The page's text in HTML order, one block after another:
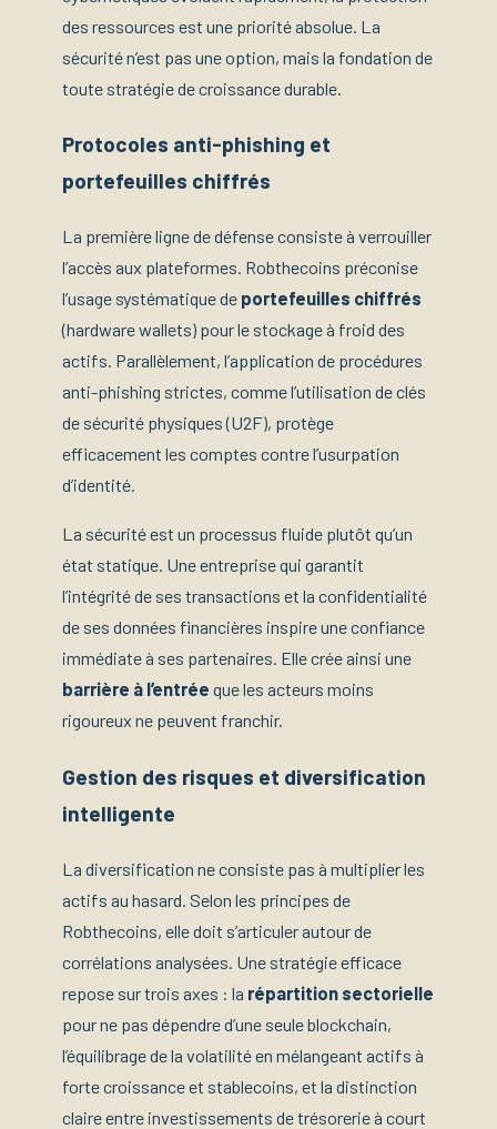
des ressources est une priorité absolue. La
sécurité n’est pas une option, mais la fondation de
toute stratégie de croissance durable.
Protocoles anti-phishing et
portefeuilles chiffrés
La première ligne de défense consiste à verrouiller
l’accès aux plateformes. Robthecoins préconise
l’usage systématique de portefeuilles chiffrés
(hardware wallets) pour le stockage à froid des
actifs. Parallèlement, l’application de procédures
anti-phishing strictes, comme l’utilisation de clés
de sécurité physiques (U2F), protège
efficacement les comptes contre l’usurpation
d’identité.
La sécurité est un processus fluide plutôt qu’un
état statique. Une entreprise qui garantit
l’intégrité de ses transactions et la confidentialité
de ses données financières inspire une confiance
immédiate à ses partenaires. Elle crée ainsi une
barrière à l’entrée que les acteurs moins
rigoureux ne peuvent franchir.
Gestion des risques et diversification
intelligente
La diversification ne consiste pas à multiplier les
actifs au hasard. Selon les principes de
Robthecoins, elle doit s’articuler autour de
corrélations analysées. Une stratégie efficace
repose sur trois axes : la répartition sectorielle
pour ne pas dépendre d’une seule blockchain,
l’équilibrage de la volatilité en mélangeant actifs à
forte croissance et stablecoins, et la distinction
claire entre investissements de trésorerie à court